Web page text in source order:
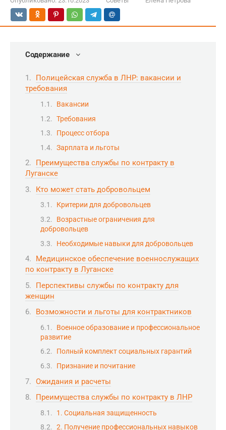
Содержание
Полицейская служба в ЛНР: вакансии и
требования
Вакансии
Требования
Процесс отбора
Зарплата и льготы
Преимущества службы по контракту в
Луганске
Кто может стать добровольцем
Критерии для добровольцев
Возрастные ограничения для
добровольцев
Необходимые навыки для добровольцев
Медицинское обеспечение военнослужащих
по контракту в Луганске
Перспективы службы по контракту для
женщин
Возможности и льготы для контрактников
Военное образование и профессиональное
развитие
Полный комплект социальных гарантий
Признание и почитание
Ожидания и расчеты
Преимущества службы по контракту в ЛНР
1. Социальная защищенность
2. Получение профессиональных навыков